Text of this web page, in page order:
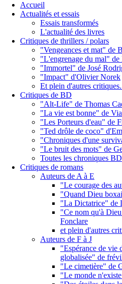
Accueil
Actualités et essais
Essais transformés
L'actualité des livres
Critiques de thrillers / polars
"Vengeances et mat" de
"L'engrenage du mal" de
"Immortel" de José
"Impact" d'Olivier Norek
Et plein d'autres
Critiques de BD
"Alt-Life" de Thomas
"La vie est bonne" de
"Les Porteurs d'eau" de
"Ted drôle de coco"
"Chroniques d'une
"Le bruit des mots" de
Toutes les chroniques BD
Critiques de romans
Auteurs de A à E
"Le courage des
"Quand Dieu
"La Dictatrice" de
"Ce nom qu'à
Fonclare
et plein d'autres
Auteurs de F à J
"Espérance de vie
globalisée" de
"Le cimetière" de
"Le monde